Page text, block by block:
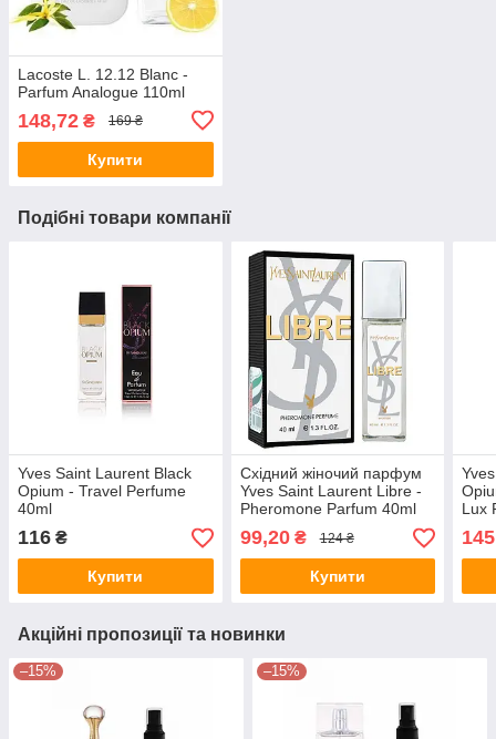
Lacoste L. 12.12 Blanc -
Parfum Analogue 110ml
148,72 ₴ 169 ₴
Купити
Подібні товари компанії
Yves Saint Laurent Black
Opium - Travel Perfume
40ml
116 ₴
Купити
Східний жіночий парфум
Yves Saint Laurent Libre -
Pheromone Parfum 40ml
99,20₴ 124 ₴
Купити
Lux
Акційні пропозиції та новинки
–15% –15%